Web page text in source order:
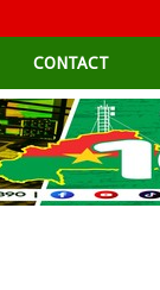
CONTACT